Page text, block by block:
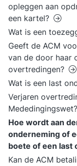
opleggen aan
een kartel?
Wat is een
Geeft de ACM
van de door haar
overtredingen?
Wat is een last
Verjaren
Mededingingswet?
Hoe wordt aan
onderneming of
boete of een last
Kan de ACM